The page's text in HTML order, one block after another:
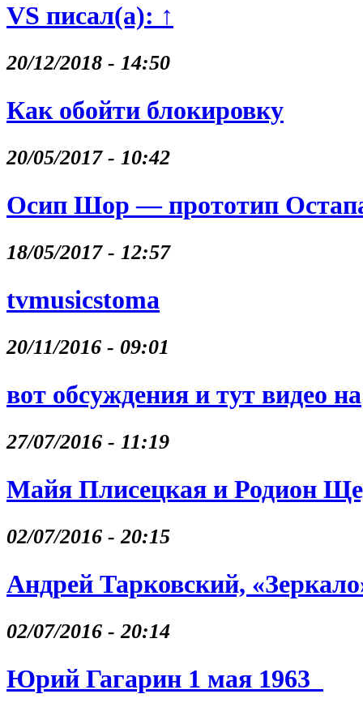
VS писал(а): ↑
20/12/2018 - 14:50
Как обойти блокировку
20/05/2017 - 10:42
Осип Шор — прототип
18/05/2017 - 12:57
tvmusicstoma
20/11/2016 - 09:01
вот обсуждения и тут видео на
27/07/2016 - 11:19
Майя Плисецкая и Родион
02/07/2016 - 20:15
Андрей Тарковский,
02/07/2016 - 20:14
Юрий Гагарин 1 мая 1963